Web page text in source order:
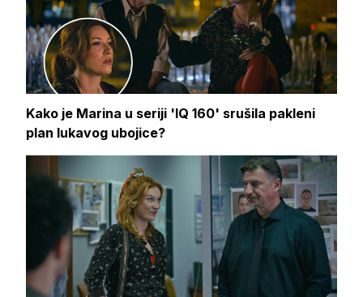
Kako je Marina u seriji 'IQ 160' srušila pakleni
plan lukavog ubojice?